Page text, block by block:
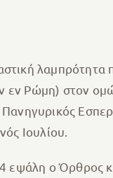
Ρώμη) στον
Ιουλίου.
εψάλη ο Όρθρος